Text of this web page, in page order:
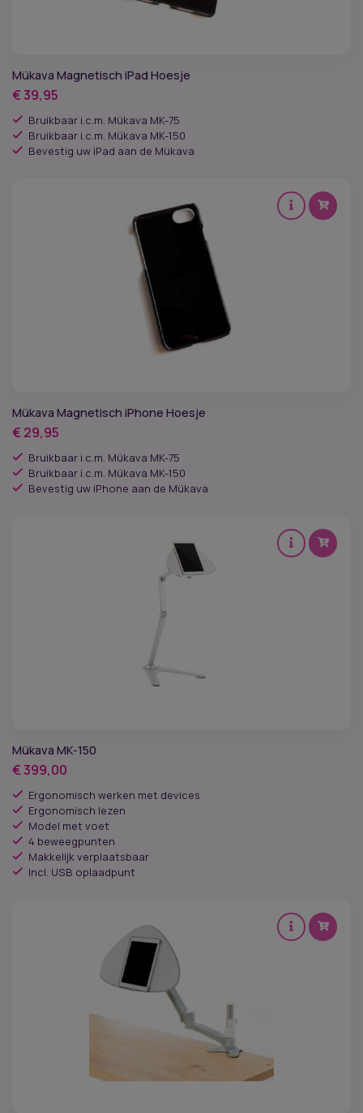
Mükava Magnetisch iPad Hoesje
€39,95
Bruikbaar i.c.m. Mükava MK-75
Bruikbaar i.c.m. Mükava MK-150
Bevestig uw iPad aan de Mükava
Mükava Magnetisch iPhone Hoesje
€ 29,95
Bruikbaar i.c.m. Mükava MK-75
Bruikbaar i.c.m. Mükava MK-150
Bevestig uw iPhone aan de Mükava
Mükava MK-150
€399,00
Ergonomisch werken met devices
Ergonomisch lezen
Model met voet
4 beweegpunten
Makkelijk verplaatsbaar
Incl. USB oplaadpunt